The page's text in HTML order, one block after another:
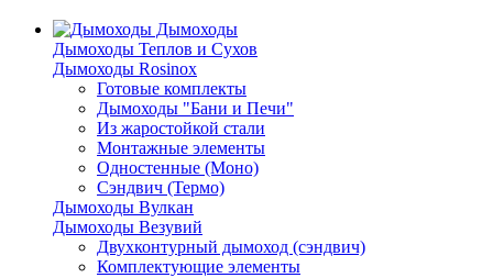
Дымоходы
Дымоходы Теплов и Сухов
Дымоходы Rosinox
Готовые комплекты
Дымоходы "Бани и Печи"
Из жаростойкой стали
Монтажные элементы
Одностенные (Моно)
Сэндвич (Термо)
Дымоходы Вулкан
Дымоходы Везувий
Двухконтурный дымоход (сэндвич)
Комплектующие элементы